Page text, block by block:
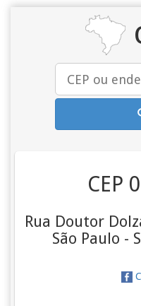
CEP
Rua Doutor
São Paulo -